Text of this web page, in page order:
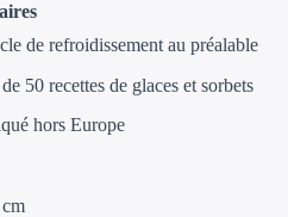
de refroidissement au préalable
50 recettes de glaces et sorbets
hors Europe